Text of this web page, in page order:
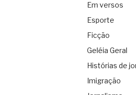
Em versos
Esporte
Ficção
Geléia Geral
Histórias de
Imigração